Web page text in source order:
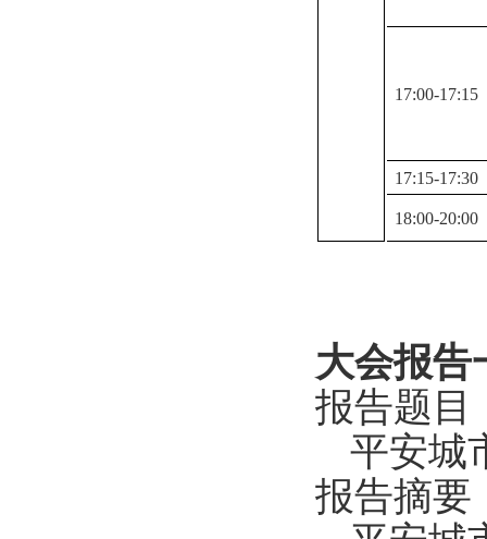
17:00-17:15
17:15-17:30
18:00-20:00
大会报告
报告题目
平安城
报告摘要